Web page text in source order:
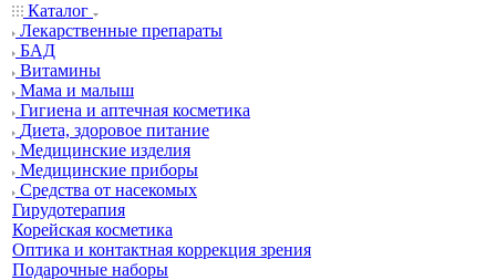
Каталог
Лекарственные препараты
БАД
Витамины
Мама и малыш
Гигиена и аптечная косметика
Диета, здоровое питание
Медицинские изделия
Медицинские приборы
Средства от насекомых
Гирудотерапия
Корейская косметика
Оптика и контактная коррекция зрения
Подарочные наборы